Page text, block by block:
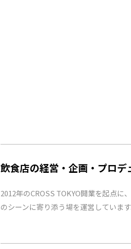
飲食店の経営・企画・プロデ
2012年のCROSS TOKYO開業を起点
のシーンに寄り添う場を運営しています